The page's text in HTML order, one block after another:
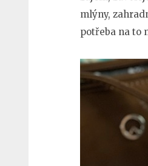
mlýny,
potřeba na to